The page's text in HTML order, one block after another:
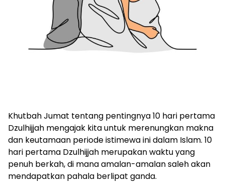
Khutbah Jumat tentang pentingnya 10 hari pertama
Dzulhijjah mengajak kita untuk merenungkan makna
dan keutamaan periode istimewa ini dalam Islam. 10
hari pertama Dzulhijjah merupakan waktu yang
penuh berkah, di mana amalan-amalan saleh akan
mendapatkan pahala berlipat ganda.